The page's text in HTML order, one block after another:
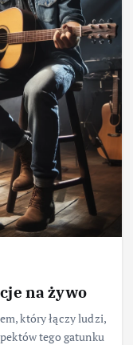
na żywo
który łączy ludzi,
tego gatunku